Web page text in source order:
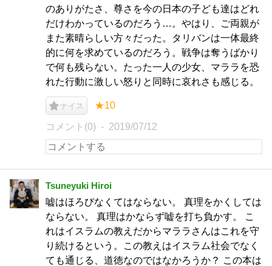
のありがたさ、尊さを今の日本の子ども達はどれ
だけわかっているのだろう…。やはり、ご両親が
また素晴らしい方々だった。タリバンは一体最終
的に何を求めているのだろう。戦争は奪うばかり
で何も残らない。たった一人の少女、マララを恐
れた行動に激しい怒りと同時に哀れさも感じる。
ナイス ★10
コメント(0) 2019/07/12
Tsuneyuki Hiroi
嘘はほろびなくてはならない。 真理をかくしては
ならない。 真理はかならず嘘を打ち負かす。 こ
れはイスラムの教えだからマララさんはこれを守
り続けるという。この教えはイスラム社会でなく
ても通じる、道徳なのではなかろうか？ この本は